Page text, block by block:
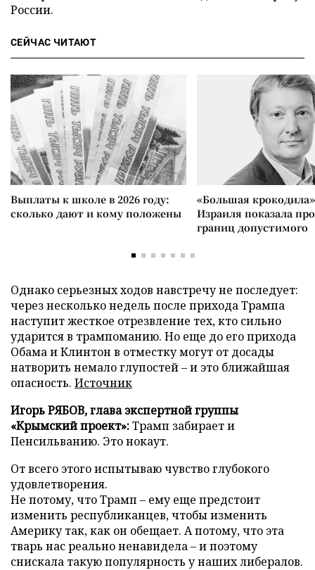
России.
СЕЙЧАС ЧИТАЮТ
Выплаты к школе в 2026 году:
сколько дают и кому положены
«Большая
Израиля показала
границ допустимого
Однако серьезных ходов навстречу не последует:
через несколько недель после прихода Трампа
наступит жесткое отрезвление тех, кто сильно
ударится в трампоманию. Но еще до его прихода
Обама и Клинтон в отместку могут от досады
натворить немало глупостей – и это ближайшая
опасность. Источник
Игорь РЯБОВ, глава экспертной группы
«Крымский проект»:Трамп забирает и
Пенсильванию. Это нокаут.
От всего этого испытываю чувство глубокого
удовлетворения.
Не потому, что Трамп – ему еще предстоит
изменить республиканцев, чтобы изменить
Америку так, как он обещает. А потому, что эта
тварь нас реально ненавидела – и поэтому
снискала такую популярность у наших либералов.